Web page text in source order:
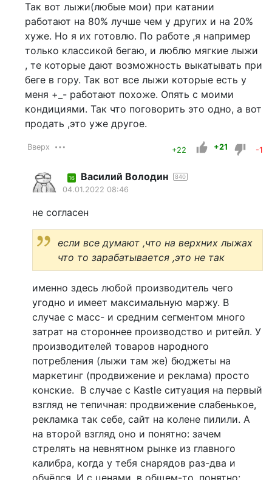
Так вот лыжи(любые мои) при катании
работают на 80% лучше чем у других и на 20%
хуже. Но я их готовлю. По работе ,я например
только классикой бегаю, и люблю мягкие лыжи
, те которые дают возможность выкатывать при
беге в гору. Так вот все лыжи которые есть у
меня +_- работают похоже. Опять с моими
кондициями. Так что поговорить это одно, а вот
продать ,это уже другое.
Вверх +22 +21 -1
16 Василий Володин 840
04.01.2022 08:46
не согласен
если все думают ,что на верхних лыжах
что то зарабатывается ,это не так
именно здесь любой производитель чего
угодно и имеет максимальную маржу. В
случае с масс- и средним сегментом много
затрат на стороннее производство и ритейл. У
производителей товаров народного
потребления (лыжи там же) бюджеты на
маркетинг (продвижение и реклама) просто
конские. В случае с Kastle ситуация на первый
взгляд не тепичная: продвижение слабенькое,
рекламка так себе, сайт на колене пилили. А
на второй взгляд оно и понятно: зачем
стрелять на невнятном рынке из главного
калибра, когда у тебя снарядов раз-два и